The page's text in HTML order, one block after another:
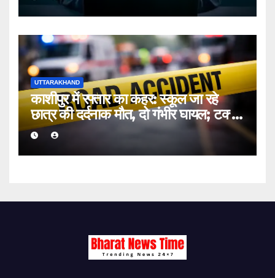
UTTARAKHAND
काशीपुर में रफ्तार का कहर: स्कूल जा रहे
छात्र की दर्दनाक मौत, दो गंभीर घायल; टक्कर
मारकर चालक फरार